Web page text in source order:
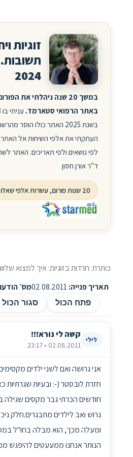
זוגיות
2024
במשך 20 שנה ניהלתי את
באתר הרפואי סטארמד.
בשנת 2025 האתר כולו הוסר
העתקתי את אלפי השיחות אל האתר
לפי נושאים ולפי תאריכים. האתר
ד"ר אורן חסון
20 שנות פורום, עשרות אלפי שאלות ותשובות
כותרת: חרדות בזוגיות: איך למצוא
תאריך פנייה:
מס׳
פתח הכול סגור הכול
לילי קשה לי נורא!!!
02.08.2011 • 23:17
אני גרושה ואם לשני ילדים
חודשים הכרתי גבר מקסים שגילה
גרוש ואב לילדים מתבגרים.חלק
ומעלה מכך, הוא מבלה בחו"ל
הנותר אנחנו ממעעטים להיפגש